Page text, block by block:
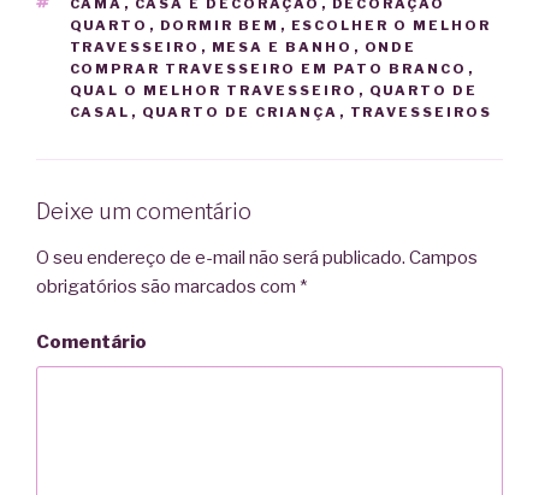
CAMA , CASA E DECORAÇÃO ,
DECORAÇÃO
QUARTO , DORMIR BEM , ESCOLHER O MELHOR
TRAVESSEIRO , MESA E BANHO , ONDE
COMPRAR TRAVESSEIRO EM PATO BRANCO ,
QUAL O MELHOR TRAVESSEIRO , QUARTO DE
CASAL , QUARTO DE CRIANÇA , TRAVESSEIROS
Deixe um comentário
O seu endereço de e-mail não será publicado. Campos
obrigatórios são marcados com *
Comentário